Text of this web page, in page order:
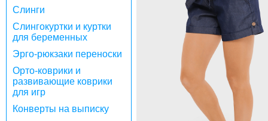
Слинги
Слингокуртки и куртки
для беременных
Эрго-рюкзаки переноски
Орто-коврики и
развивающие коврики
для игр
Конверты на выписку